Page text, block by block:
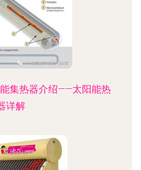
集热器介绍——太阳能热
详解